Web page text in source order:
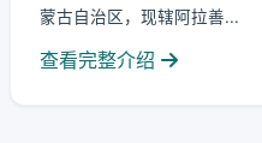
蒙古自治区，现辖阿拉善...
查看完整介绍